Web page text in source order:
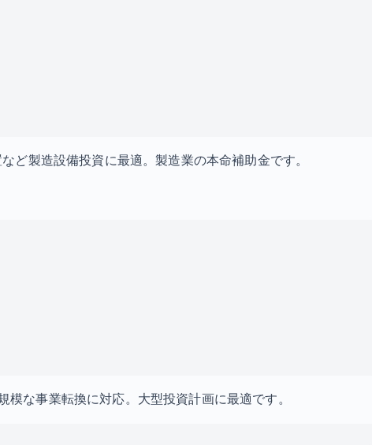
ど製造設備投資に最適。製造業の本命補助金です。
な事業転換に対応。大型投資計画に最適です。